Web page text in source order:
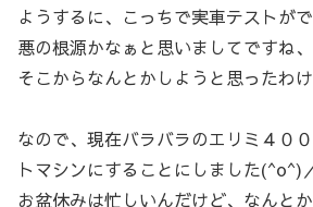
ようするに、こっちで実車テストが
悪の根源かなぁと思いましてですね、
そこからなんとかしようと思ったわけ
なので、現在バラバラのエリミ４０
トマシンにすることにしました(^o^)
お盆休みは忙しいんだけど、なんと